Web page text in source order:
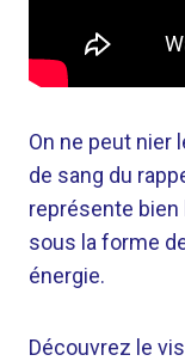
On ne peut nier
de sang du
représente
sous la forme
énergie.
Découvrez le